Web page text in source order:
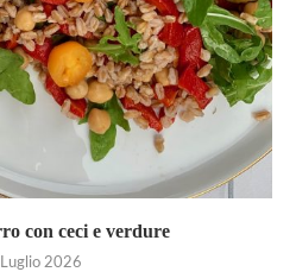
con ceci e verdure
2026